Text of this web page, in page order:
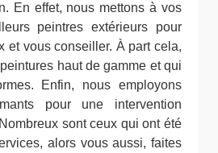
En effet, nous mettons à vos
peintres extérieurs pour
et vous conseiller. À part cela,
haut de gamme et qui
Enfin, nous employons
pour une intervention
sont ceux qui ont été
alors vous aussi, faites